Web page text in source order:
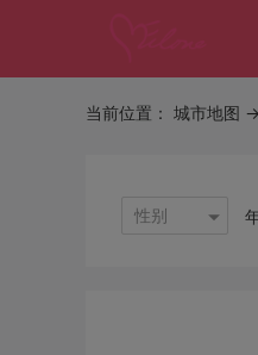
当前位置： 城市地图 -
性别